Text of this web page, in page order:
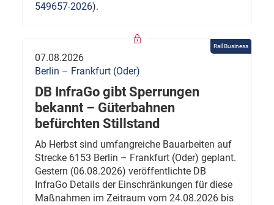
549657-2026).
Rail Business
07.08.2026
Berlin – Frankfurt (Oder)
DB InfraGo gibt Sperrungen
bekannt – Güterbahnen
befürchten Stillstand
Ab Herbst sind umfangreiche Bauarbeiten auf
Strecke 6153 Berlin – Frankfurt (Oder) geplant.
Gestern (06.08.2026) veröffentlichte DB
InfraGo Details der Einschränkungen für diese
Maßnahmen im Zeitraum vom 24.08.2026 bis